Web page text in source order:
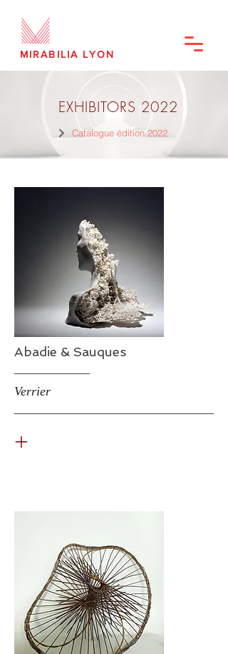
MIRABILIA LYON
EXHIBITORS 2022
Catalogue édition 2022
Abadie & Sauques
Verrier
+